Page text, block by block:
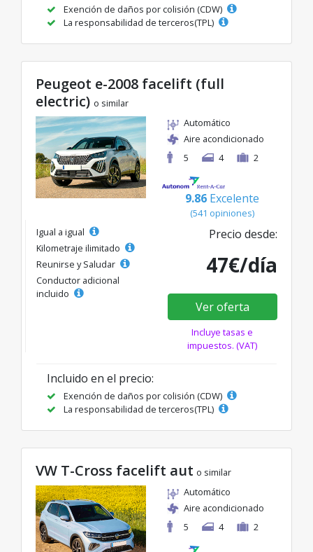
Exención de daños por colisión (CDW)
La responsabilidad de terceros(TPL)
Peugeot e-2008 facelift (full
electric) o similar
Automático
Aire acondicionado
5
4 2
9.86 Excelente
(541 opiniones)
Igual a igual
Kilometraje ilimitado
Reunirse y Saludar
Conductor adicional
incluido
Precio desde:
47€/día
Ver oferta
Incluye tasas e
impuestos. (VAT)
Incluido en el precio:
Exención de daños por colisión (CDW)
La responsabilidad de terceros(TPL)
VW T-Cross facelift aut o similar
Automático
Aire acondicionado
5
4 2